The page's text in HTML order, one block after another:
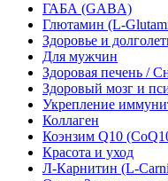
ГАБА (GABA)
Глютамин (L-
Здоровье и
Для мужчин
Здоровая печень /
Здоровый мозг и
Укрепление
Коллаген
Коэнзим Q10
Красота и уход
Л-Карнитин (L-